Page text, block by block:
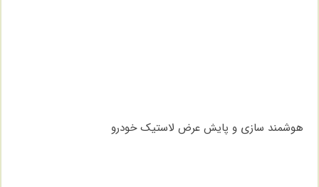
هوشمند سازی و پایش عرض لاستیک خودرو